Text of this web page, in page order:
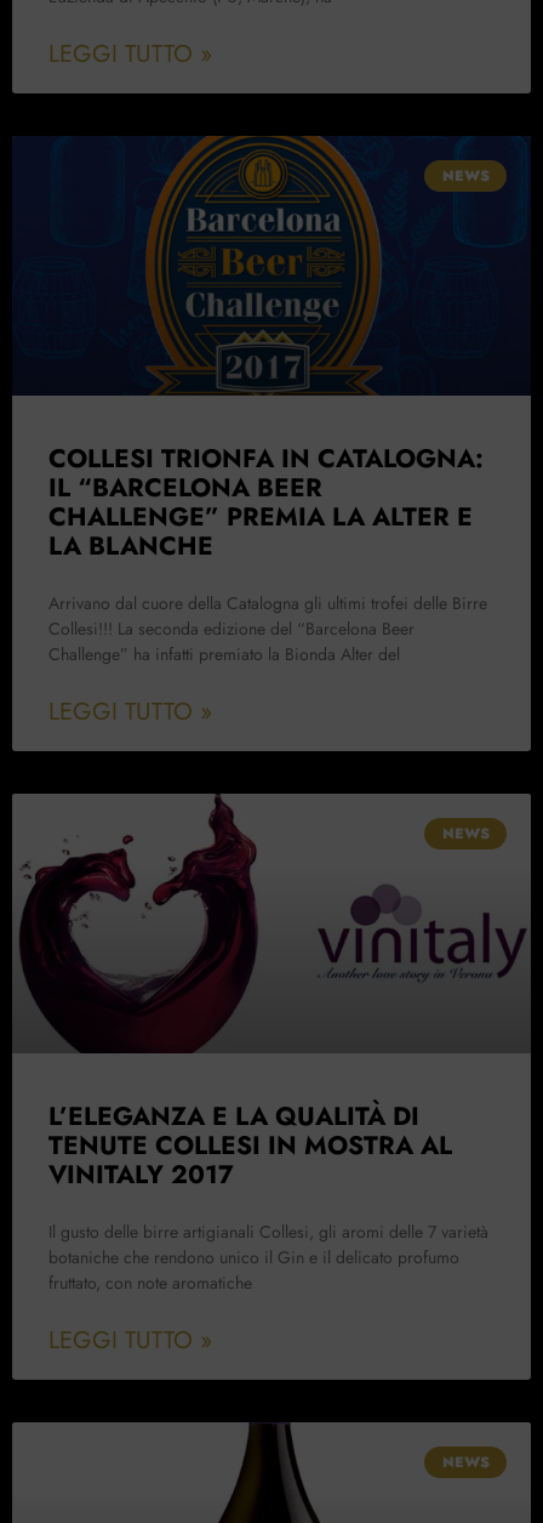
LEGGI TUTTO »
NEWS
COLLESI TRIONFA IN CATALOGNA:
IL “BARCELONA BEER
CHALLENGE” PREMIA LA ALTER E
LA BLANCHE
Arrivano dal cuore della Catalogna gli ultimi trofei delle Birre
Collesi!!! La seconda edizione del “Barcelona Beer
Challenge” ha infatti premiato la Bionda Alter del
LEGGI TUTTO »
NEWS
L’ELEGANZA E LA QUALITÀ DI
TENUTE COLLESI IN MOSTRA AL
VINITALY 2017
Il gusto delle birre artigianali Collesi, gli aromi delle 7 varietà
botaniche che rendono unico il Gin e il delicato profumo
fruttato, con note aromatiche
LEGGI TUTTO »
NEWS